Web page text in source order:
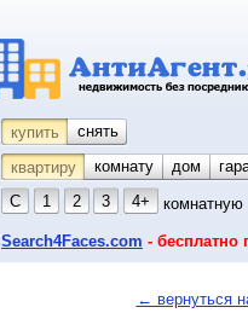
купить снять
квартиру
комнату койко-
дом
С
1 2 3 4+ комнатную
Search4Faces.com - бесплатно
← вернуться